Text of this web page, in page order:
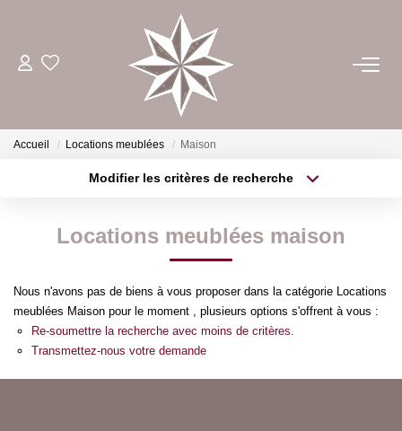
ACHETER
ESTIMER
NOTRE AGENCE
CONTACT
Accueil Locations meublées Maison
Modifier les critères de recherche
Type de bien
Budget max Plus de critères
Locations meublées maison
Nous n'avons pas de biens à vous proposer dans la catégorie Locations
meublées Maison pour le moment , plusieurs options s'offrent à vous :
Re-soumettre la recherche avec moins de critères.
Transmettez-nous votre demande